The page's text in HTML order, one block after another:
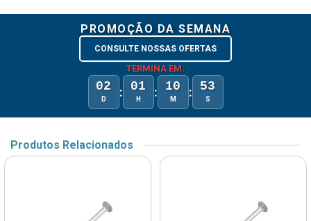
PROMOÇÃO DA SEMANA
CONSULTE NOSSAS OFERTAS
TERMINA EM:
02
D : 01
H : 10
M : 53
S
Produtos Relacionados